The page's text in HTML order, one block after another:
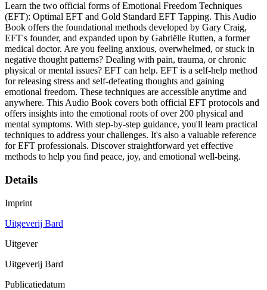
Learn the two official forms of Emotional Freedom Techniques
(EFT): Optimal EFT and Gold Standard EFT Tapping. This Audio
Book offers the foundational methods developed by Gary Craig,
EFT's founder, and expanded upon by Gabriëlle Rutten, a former
medical doctor. Are you feeling anxious, overwhelmed, or stuck in
negative thought patterns? Dealing with pain, trauma, or chronic
physical or mental issues? EFT can help. EFT is a self-help method
for releasing stress and self-defeating thoughts and gaining
emotional freedom. These techniques are accessible anytime and
anywhere. This Audio Book covers both official EFT protocols and
offers insights into the emotional roots of over 200 physical and
mental symptoms. With step-by-step guidance, you'll learn practical
techniques to address your challenges. It's also a valuable reference
for EFT professionals. Discover straightforward yet effective
methods to help you find peace, joy, and emotional well-being.
Details
Imprint
Uitgeverij Bard
Uitgever
Uitgeverij Bard
Publicatiedatum